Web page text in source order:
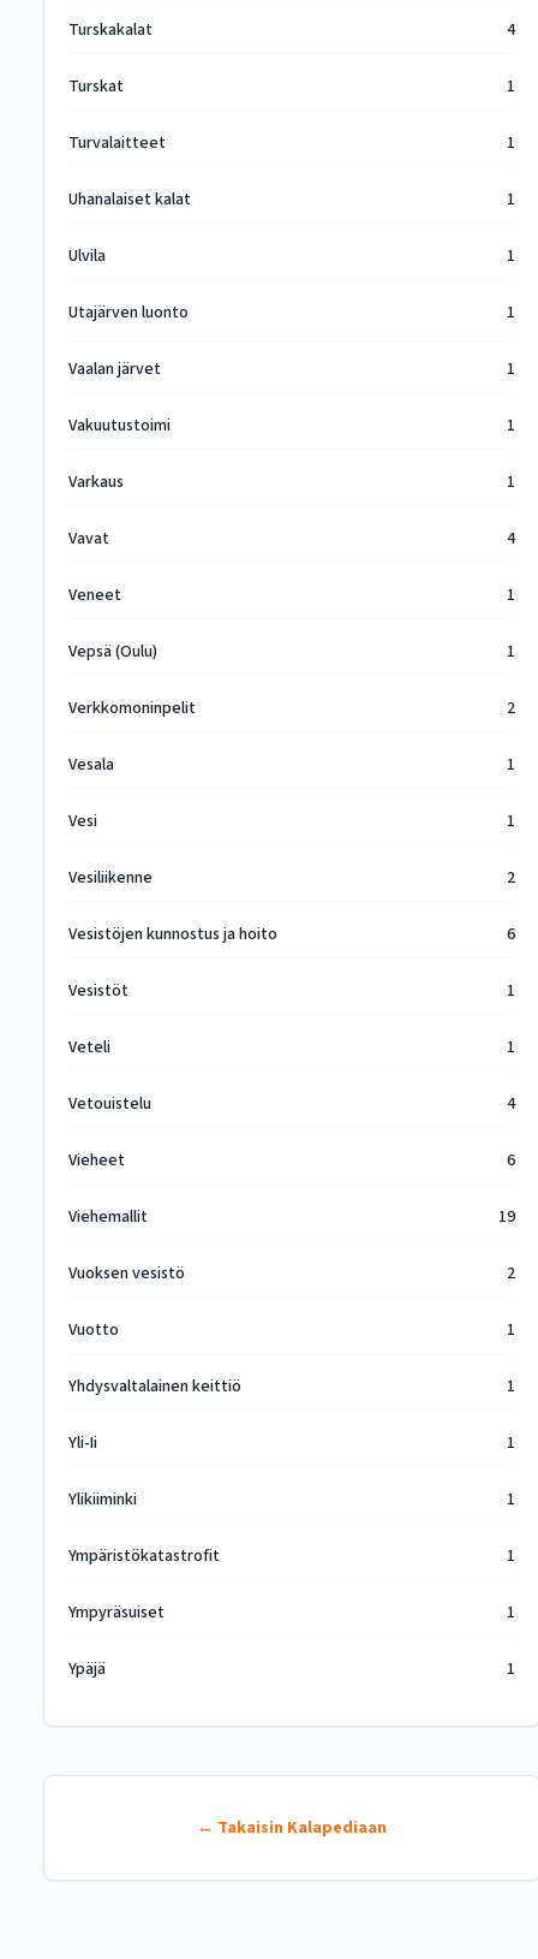
Turskakalat 4
Turskat 1
Turvalaitteet 1
Uhanalaiset kalat 1
Ulvila 1
Utajärven luonto 1
Vaalan järvet 1
Vakuutustoimi 1
Varkaus 1
Vavat 4
Veneet 1
Vepsä (Oulu) 1
Verkkomoninpelit 2
Vesala 1
Vesi 1
Vesiliikenne 2
Vesistöjen kunnostus ja hoito 6
Vesistöt 1
Veteli 1
Vetouistelu 4
Vieheet 6
Viehemallit 19
Vuoksen vesistö 2
Vuotto 1
Yhdysvaltalainen keittiö 1
Yli-Ii 1
Ylikiiminki 1
Ympäristökatastrofit 1
Ympyräsuiset 1
Ypäjä 1
← Takaisin Kalapediaan